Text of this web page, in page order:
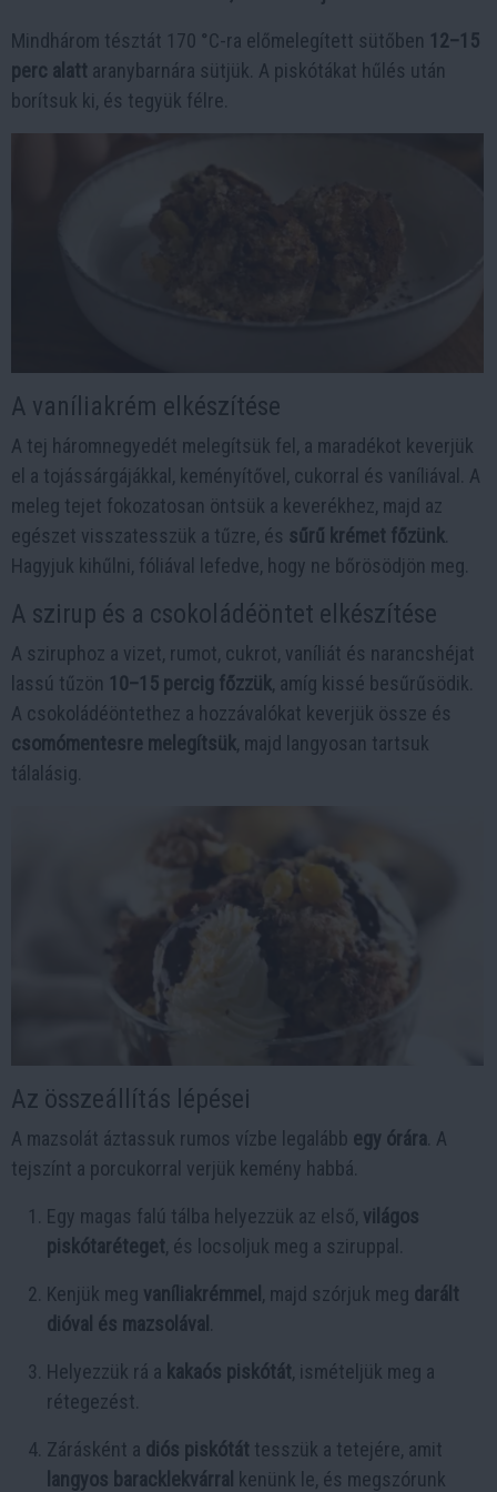
Mindhárom tésztát 170 °C-ra előmelegített sütőben 12–15
perc alatt aranybarnára sütjük. A piskótákat hűlés után
borítsuk ki, és tegyük félre.
A vaníliakrém elkészítése
A tej háromnegyedét melegítsük fel, a maradékot keverjük
el a tojássárgájákkal, keményítővel, cukorral és vaníliával. A
meleg tejet fokozatosan öntsük a keverékhez, majd az
egészet visszatesszük a tűzre, és sűrű krémet főzünk
Hagyjuk kihűlni, fóliával lefedve, hogy ne bőrösödjön meg.
A szirup és a csokoládéöntet elkészítése
A sziruphoz a vizet, rumot, cukrot, vaníliát és narancshéjat
lassú tűzön 10–15 percig főzzük, amíg kissé besűrűsödik.
A csokoládéöntethez a hozzávalókat keverjük össze és
csomómentesre melegítsük, majd langyosan tartsuk
tálalásig.
Az összeállítás lépései
A mazsolát áztassuk rumos vízbe legalább egy órára . A
tejszínt a porcukorral verjük kemény habbá.
Egy magas falú tálba helyezzük az első, világos
piskótaréteget, és locsoljuk meg a sziruppal.
Kenjük meg vaníliakrémmel , majd szórjuk meg darált
dióval és mazsolával
Helyezzük rá a kakaós piskótát, ismételjük meg a
rétegezést.
Zárásként a diós piskótát tesszük a tetejére, amit
langyos baracklekvárral kenünk le, és megszórunk